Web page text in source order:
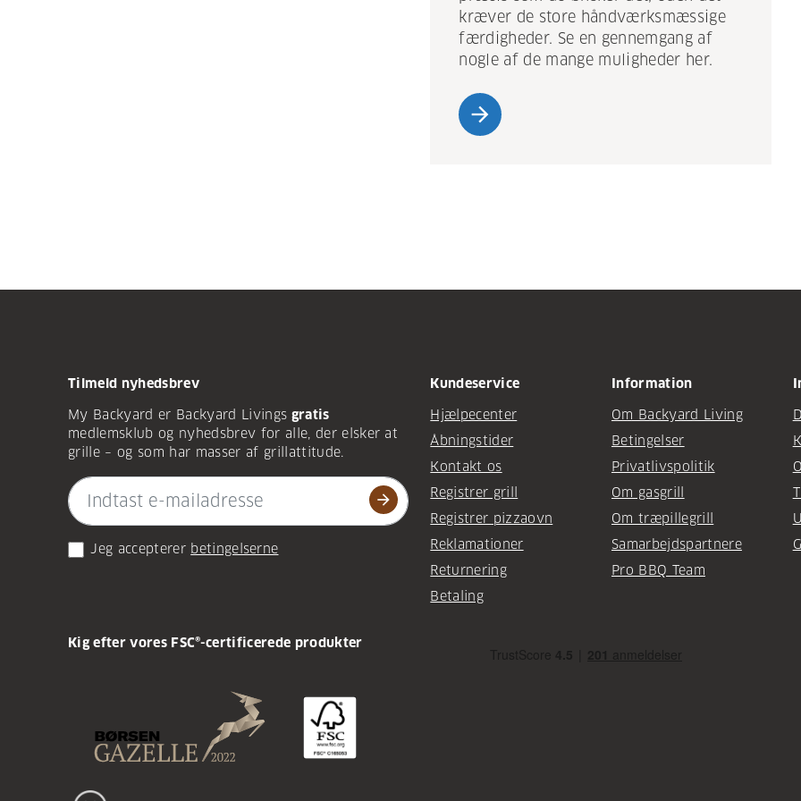
kræver de store håndværksmæssige
færdigheder. Se en gennemgang af
nogle af de mange muligheder her.
arrow_forward
Tilmeld nyhedsbrev
My Backyard er Backyard Livings gratis
medlemsklub og nyhedsbrev for alle, der elsker at
grille – og som har masser af grillattitude.
arrow_forward
Jeg accepterer betingelserne
Kundeservice
Hjælpecenter
Åbningstider
Kontakt os
Registrer grill
Registrer pizzaovn
Reklamationer
Returnering
Betaling
Information
Om Backyard Living
Betingelser
Privatlivspolitik
Om gasgrill
Om træpillegrill
Samarbejdspartnere
Pro BBQ Team
Kig efter vores FSC®-certificerede produkter